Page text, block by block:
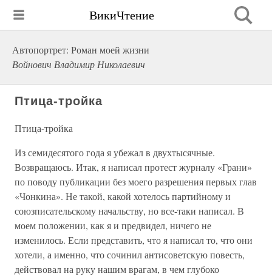
ВикиЧтение
Автопортрет: Роман моей жизни
Войнович Владимир Николаевич
Птица-тройка
Птица-тройка
Из семидесятого года я убежал в двухтысячные.
Возвращаюсь. Итак, я написал протест журналу «Грани»
по поводу публикации без моего разрешения первых глав
«Чонкина». Не такой, какой хотелось партийному и
союзписательскому начальству, но все-таки написал. В
моем положении, как я и предвидел, ничего не
изменилось. Если представить, что я написал то, что они
хотели, а именно, что сочинил антисоветскую повесть,
действовал на руку нашим врагам, в чем глубоко